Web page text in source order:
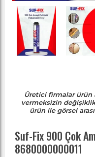
Üretici firmalar ürün
vermeksizin
ürün ile görsel
Suf-Fix 900 Çok
8680000000011